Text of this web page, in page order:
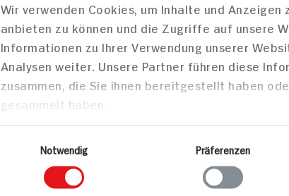
Wir verwenden Cookies, um Inhalte und
anbieten zu können und die Zugriffe auf unsere
Informationen zu Ihrer Verwendung unserer
Analysen weiter. Unsere Partner führen diese
zusammen, die Sie ihnen bereitgestellt haben
gesammelt haben.
Notwendig
Präferenzen
Eigenschaften
Laktosefrei
Marke
Tilbury
Weitere Artikel aus dieser Kategorie